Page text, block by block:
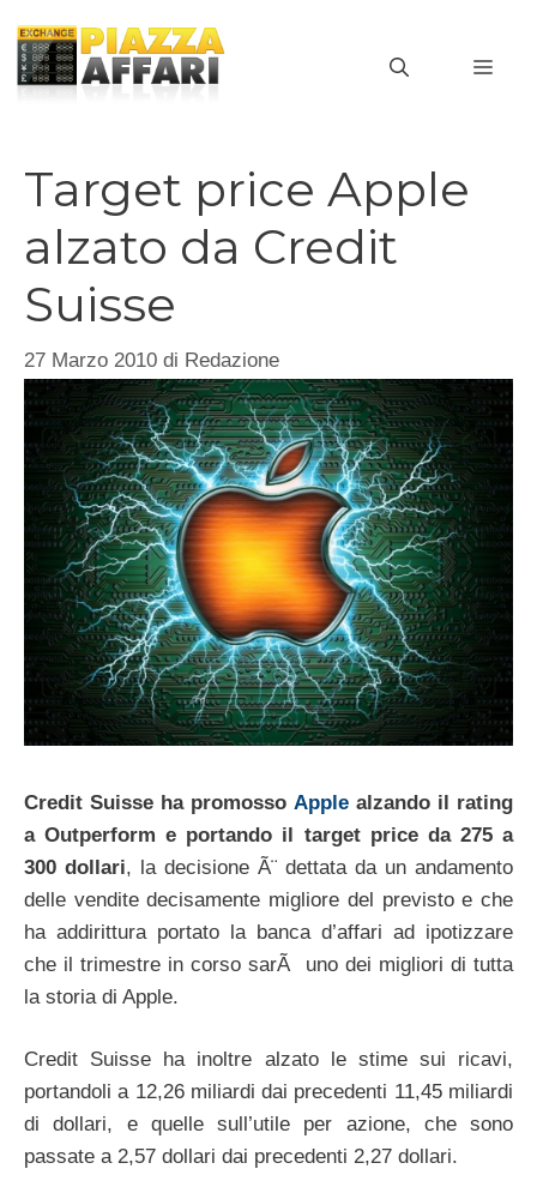
contenuto
Target price Apple
alzato da Credit
Suisse
27 Marzo 2010 di Redazione
Credit Suisse ha promosso Apple alzando il rating
a Outperform e portando il target price da 275 a
300 dollari, la decisione Ã¨ dettata da un andamento
delle vendite decisamente migliore del previsto e che
ha addirittura portato la banca d’affari ad ipotizzare
che il trimestre in corso sarÃ uno dei migliori di tutta
la storia di Apple.
Credit Suisse ha inoltre alzato le stime sui ricavi,
portandoli a 12,26 miliardi dai precedenti 11,45 miliardi
di dollari, e quelle sull’utile per azione, che sono
passate a 2,57 dollari dai precedenti 2,27 dollari.